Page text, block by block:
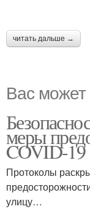
читать дальше →
Вас может
меры
COVID-19
Протоколы
улицу…